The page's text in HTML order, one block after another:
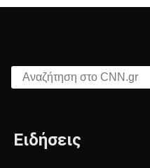
Αναζήτηση στο CNN.gr
Ειδήσεις